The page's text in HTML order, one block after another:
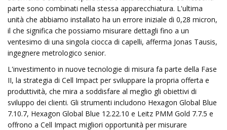
parte sono combinati nella stessa apparecchiatura. L'ultima
unità che abbiamo installato ha un errore iniziale di 0,28 micron,
il che significa che possiamo misurare dettagli fino a un
ventesimo di una singola ciocca di capelli, afferma Jonas Tausis,
ingegnere metrologico senior.
L'investimento in nuove tecnologie di misura fa parte della Fase
II, la strategia di Cell Impact per sviluppare la propria offerta e
produttività, che mira a soddisfare al meglio gli obiettivi di
sviluppo dei clienti. Gli strumenti includono Hexagon Global Blue
7.10.7, Hexagon Global Blue 12.22.10 e Leitz PMM Gold 7.7.5 e
offrono a Cell Impact migliori opportunità per misurare